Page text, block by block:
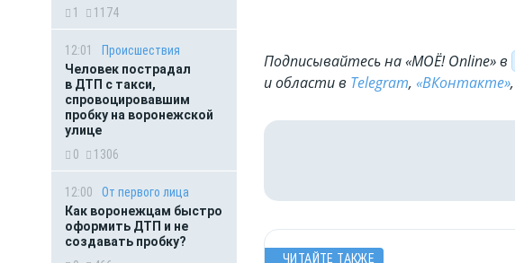
1
1174
12:01
Происшествия
Человек пострадал
в ДТП с такси,
спровоцировавшим
пробку на воронежской
улице
0
1306
12:00
От первого лица
Как воронежцам быстро
оформить ДТП и не
создавать пробку?
Подписывайтесь на «МОЁ! Online» в
и области в Telegram, «ВКонтакте»,
ЧИТАЙТЕ ТАКЖЕ